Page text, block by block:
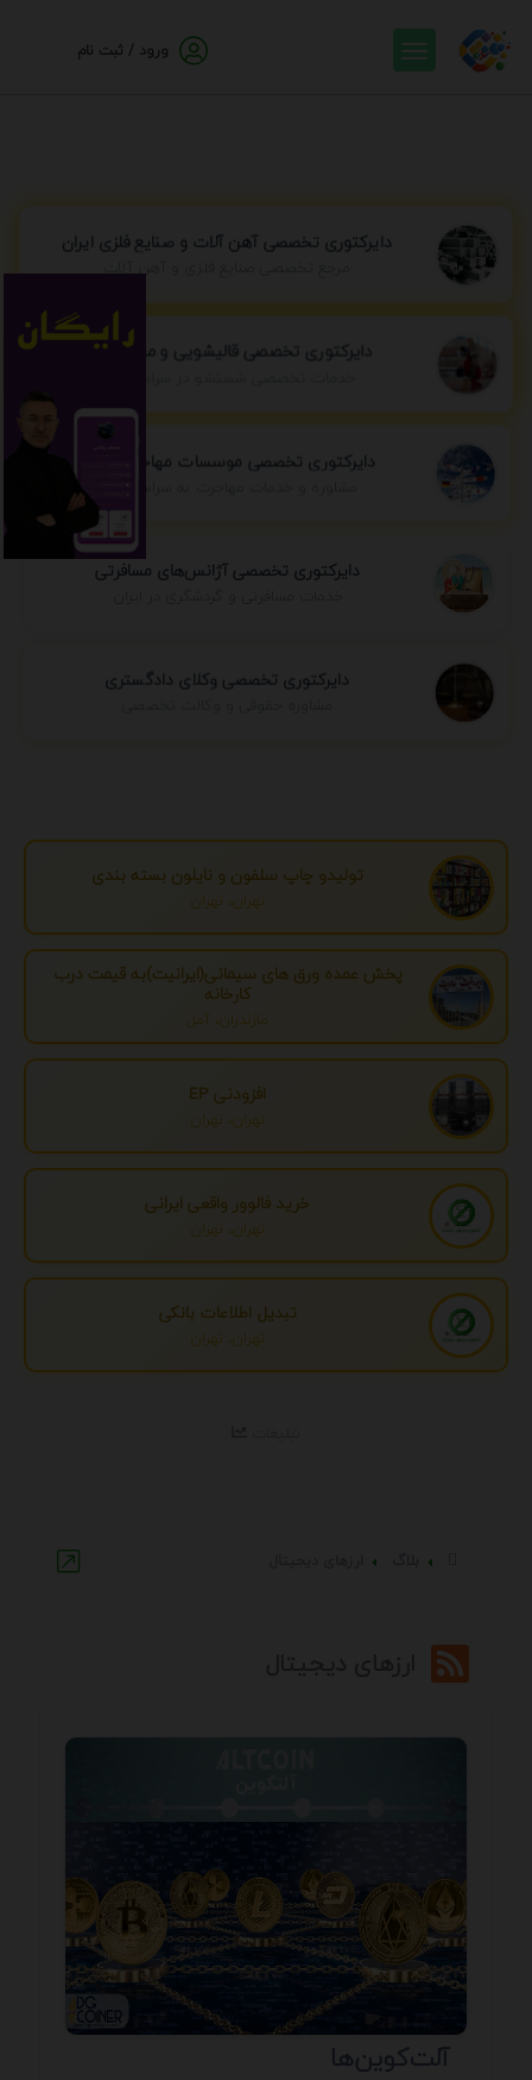
ورود / ثبت نام
دایرکتوری تخصصی آهن آلات و صنایع فلزی ایران
مرجع تخصصی صنایع فلزی و آهن آلات
دایرکتوری تخصصی قالیشویی و مبل شویی
دایرکتوری تخصصی موسسات مهاجرتی ایران
مشاوره و خدمات مهاجرت به سراسر جهان
دایرکتوری تخصصی آژانس‌های مسافرتی
دایرکتوری تخصصی وکلای دادگستری
تولیدو چاپ سلفون و نایلون بسته بندی
تهران، تهران
پخش عمده ورق های سیمانی(ایرانیت)به قیمت درب
کارخانه
مازندران، آمل
افزودنی EP
تهران، تهران
خرید فالوور واقعی ایرانی
تهران، تهران
تبدیل اطلاعات بانکی
تهران، تهران
آلت‌کوین‌ها